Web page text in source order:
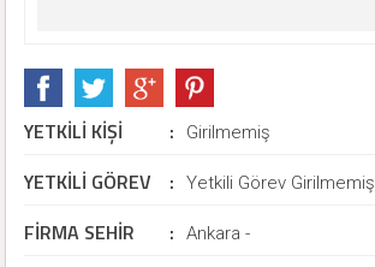
YETKİLİ KİŞİ : Girilmemiş
YETKİLİ GÖREV : Yetkili Görev Girilmemiş
FİRMA SEHİR : Ankara -